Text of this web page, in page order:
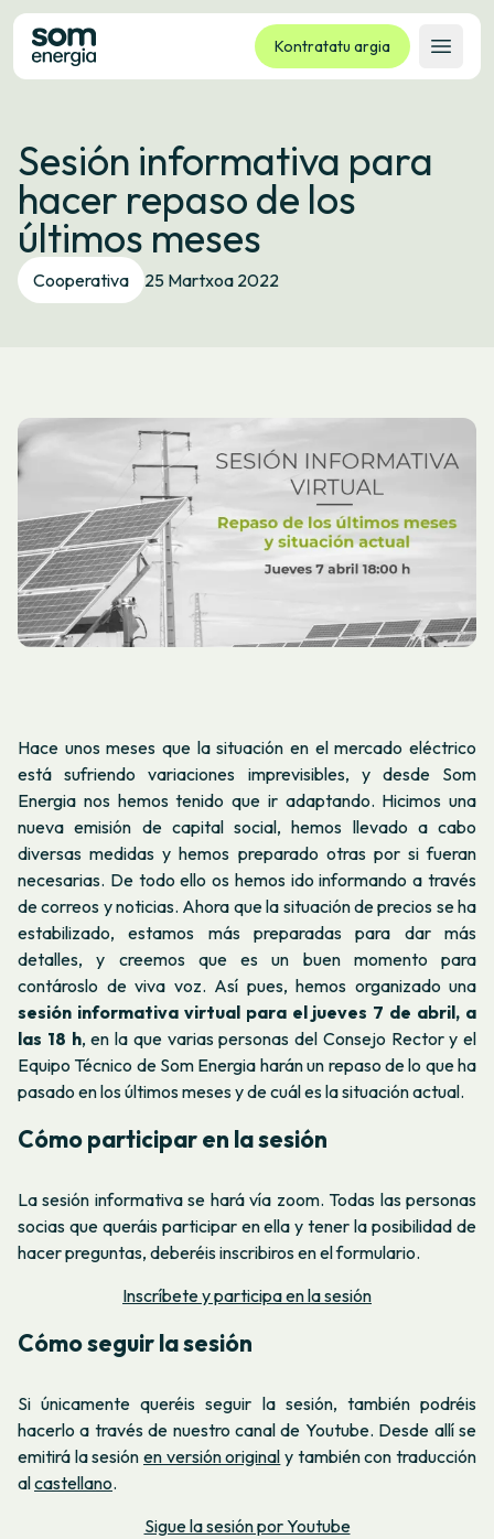
Kontratatu argia
Ireki
Tarifak
Zerbitzuak
Enpresak
Kooperatiba
Kontaktua
Sesión informativa para
hacer repaso de los
últimos meses
Cooperativa 25 Martxoa 2022
Hace unos meses que la situación en el mercado eléctrico
está sufriendo variaciones imprevisibles, y desde Som
Energia nos hemos tenido que ir adaptando. Hicimos una
nueva emisión de capital social, hemos llevado a cabo
diversas medidas y hemos preparado otras por si fueran
necesarias. De todo ello os hemos ido informando a través
de correos y noticias. Ahora que la situación de precios se ha
estabilizado, estamos más preparadas para dar más
detalles, y creemos que es un buen momento para
contároslo de viva voz. Así pues, hemos organizado una
sesión informativa virtual para el jueves 7 de abril, a
las 18 h, en la que varias personas del Consejo Rector y el
Equipo Técnico de Som Energia harán un repaso de lo que ha
pasado en los últimos meses y de cuál es la situación actual.
Cómo participar en la sesión
La sesión informativa se hará vía zoom. Todas las personas
socias que queráis participar en ella y tener la posibilidad de
hacer preguntas, deberéis inscribiros en el formulario.
Inscríbete y participa en la sesión
Cómo seguir la sesión
Si únicamente queréis seguir la sesión, también podréis
hacerlo a través de nuestro canal de Youtube. Desde allí se
emitirá la sesión en versión original y también con traducción
alcastellano.
Sigue la sesión por Youtube